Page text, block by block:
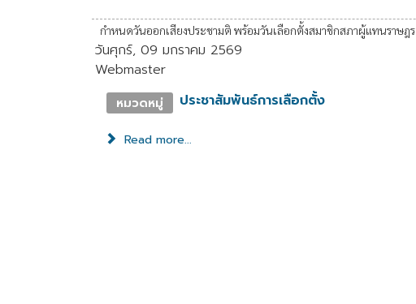
กำหนดวันออกเสียงประชามติ พร้อมวันเลือกตั้งสมาชิกสภาผู้แทนราษฎร
วันศุกร์, 09 มกราคม 2569
Webmaster
หมวดหมู่ ประชาสัมพันธ์การเลือกตั้ง
Read more...